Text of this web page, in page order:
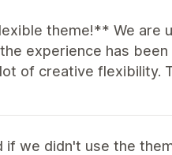
theme!** We are
experience has
of creative flexibility.
we didn't use the